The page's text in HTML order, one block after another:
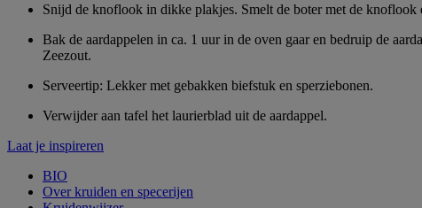
Snijd de knoflook in dikke plakjes. Smelt de boter met de knoflook
Bak de aardappelen in ca. 1 uur in de oven gaar en bedruip de
Zeezout.
Serveertip: Lekker met gebakken biefstuk en sperziebonen.
Verwijder aan tafel het laurierblad uit de aardappel.
Laat je inspireren
BIO
Over kruiden en specerijen